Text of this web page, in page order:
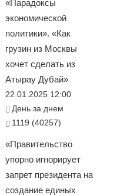
«Парадоксы
экономической
политики». «Как
грузин из Москвы
хочет сделать из
Атырау Дубай»
22.01.2025 12:00
День за днем
1119 (40257)
«Правительство
упорно игнорирует
запрет президента на
создание единых